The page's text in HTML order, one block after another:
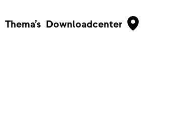
Thema’s Downloadcenter